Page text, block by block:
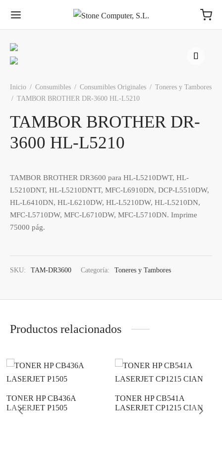
Inicio / Consumibles / Consumibles Originales / Toneres y Tambores
/ TAMBOR BROTHER DR-3600 HL-L5210
TAMBOR BROTHER DR-
3600 HL-L5210
TAMBOR BROTHER DR3600 para HL-L5210DWT, HL-
L5210DNT, HL-L5210DNTT, MFC-L6910DN, DCP-L5510DW,
HL-L6410DN, HL-L6210DW, HL-L5210DW, HL-L5210DN,
MFC-L5710DW, MFC-L6710DW, MFC-L5710DN. Imprime
75000 pág.
SKU: TAM-DR3600 Categoría: Toneres y Tambores
Productos relacionados
TONER HP CB436A
LASERJET P1505
TONER HP CB541A
LASERJET CP1215 CIAN
Volver
Base Para AMD e Intel
Int. DIMM - SODIMM
3,5ª - 2,5ª - M.2
y DVDs Int, Ext
Volver
2,5 Pulgadas
M.2
Volver
MiniATX
MicroATX
ITX
cajas
Volver
(otros formatos)
Volver
Synology, QNAP
3,5″ WD
2,5″ Samsung, Kingston
M.2
Volver
Impresoras y Escáneres
raton
Volver
y Adaptadores
Volver
Digital